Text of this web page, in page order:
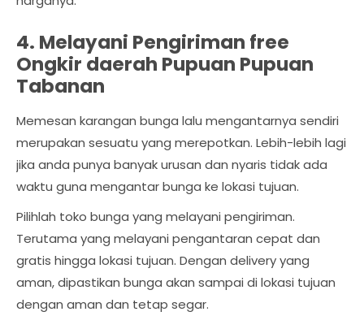
4. Melayani Pengiriman free
Ongkir daerah Pupuan Pupuan
Tabanan
Memesan karangan bunga lalu mengantarnya sendiri
merupakan sesuatu yang merepotkan. Lebih-lebih lagi
jika anda punya banyak urusan dan nyaris tidak ada
waktu guna mengantar bunga ke lokasi tujuan.
Pilihlah toko bunga yang melayani pengiriman.
Terutama yang melayani pengantaran cepat dan
gratis hingga lokasi tujuan. Dengan delivery yang
aman, dipastikan bunga akan sampai di lokasi tujuan
dengan aman dan tetap segar.